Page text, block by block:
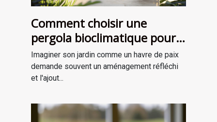
Comment choisir une
pergola bioclimatique pour
améliorer votre jardin
Imaginer son jardin comme un havre de paix
demande souvent un aménagement réfléchi
et l'ajout...